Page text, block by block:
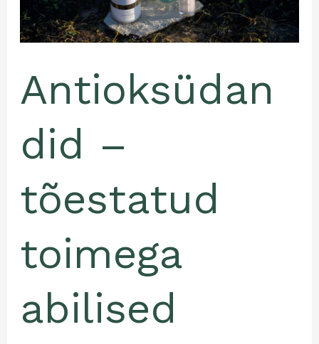
Antioksüdan
did –
tõestatud
toimega
abilised